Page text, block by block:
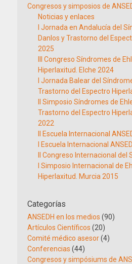
Congresos y simposios de
Noticias y enlaces
I Jornada en Andalucía del
Danlos y Trastorno del
2025
III Congreso Síndromes de
Hiperlaxitud. Elche 2024
I Jornada Balear del
Trastorno del Espectro
II Simposio Síndromes de
Trastorno del Espectro
2022
II Escuela Internacional
I Escuela Internacional
II Congreso Internacional del
I Simposio Internacional de
Hiperlaxitud. Murcia 2015
Categorías
ANSEDH en los medios (90)
Artículos Científicos (20)
Comité médico asesor(4)
Conferencias (44)
Congresos y simpósiums de